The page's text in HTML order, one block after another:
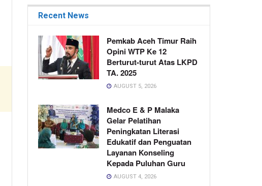
Recent News
Pemkab Aceh Timur Raih
Opini WTP Ke 12
Berturut-turut Atas LKPD
TA. 2025
AUGUST 5, 2026
Medco E & P Malaka
Gelar Pelatihan
Peningkatan Literasi
Edukatif dan Penguatan
Layanan Konseling
Kepada Puluhan Guru
AUGUST 4, 2026